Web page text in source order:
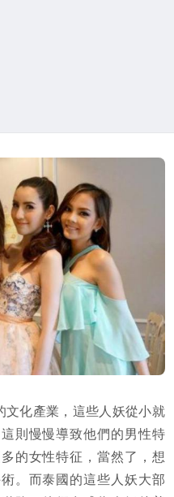
文化產業，這些人妖從小就
則慢慢導致他們的男性特
的女性特征，當然了，想
。而泰國的這些人妖大部